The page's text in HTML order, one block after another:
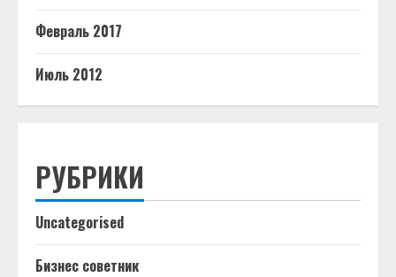
Февраль 2017
Июль 2012
РУБРИКИ
Uncategorised
Бизнес советник